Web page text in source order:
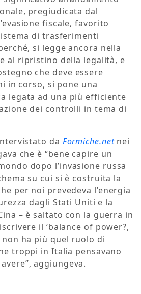
pregiudicata dal
fiscale, favorito
di trasferimenti
si legge ancora nella
al ripristino della legalità, e
che deve essere
in corso, si pone una
legata ad una più efficiente
dei controlli in tema di
da Formiche.netnei
che è “bene capire un
dopo l’invasione russa
su cui si è costruita la
per noi prevedeva l’energia
dagli Stati Uniti e la
– è saltato con la guerra in
il ‘balance of power?,
non ha più quel ruolo di
troppi in Italia pensavano
aggiungeva.